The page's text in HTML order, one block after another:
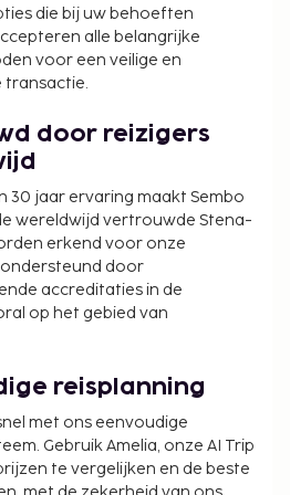
24-uurs receptie en een
hotel beschikt over 5
een shuttleservice vanaf de
Profiteer van
gebruik van gratis wifi of
van een lekker diner bij
of iets halen bij de
af met een drankje in een
wordt er tegen betaling
van 04.30 uur tot
is dit beschikbaar van
heeft aan deze
sterrenclassificatie
bij de accommodatie te
die bij uw behoeften
alle belangrijke
voor een veilige en
transactie.
door reizigers
30 jaar ervaring maakt Sembo
wereldwijd vertrouwde Stena-
erkend voor onze
door
accreditaties in de
op het gebied van
reisplanning
met ons eenvoudige
Gebruik Amelia, onze AI Trip
te vergelijken en de beste